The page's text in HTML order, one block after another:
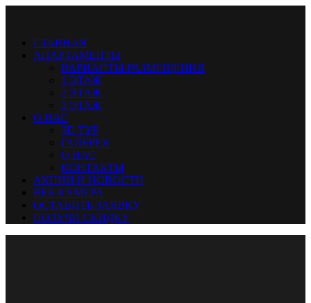
ГЛАВНАЯ
АПАРТАМЕНТЫ
ВАРИАНТЫ РАЗМЕЩЕНИЯ
1 ЭТАЖ
2 ЭТАЖ
3 ЭТАЖ
О НАС
ЗD ТУР
ГАЛЕРЕЯ
О НАС
КОНТАКТЫ
АКЦИИ И НОВОСТИ
ВЕБ-КАМЕРА
ОСТАВИТЬ ЗАЯВКУ
ПОЛУЧИ СКИДКУ